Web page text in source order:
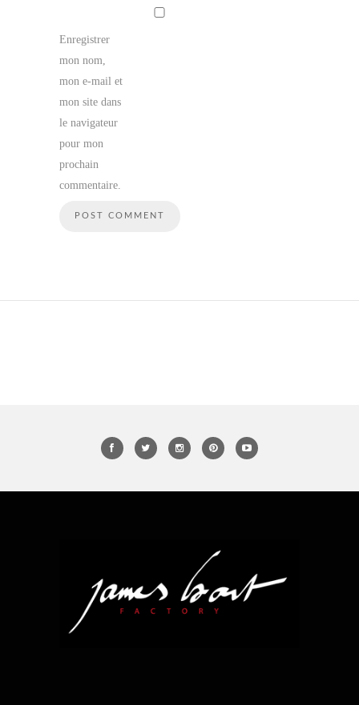
Enregistrer
mon nom,
mon e-mail et
mon site dans
le navigateur
pour mon
prochain
commentaire.